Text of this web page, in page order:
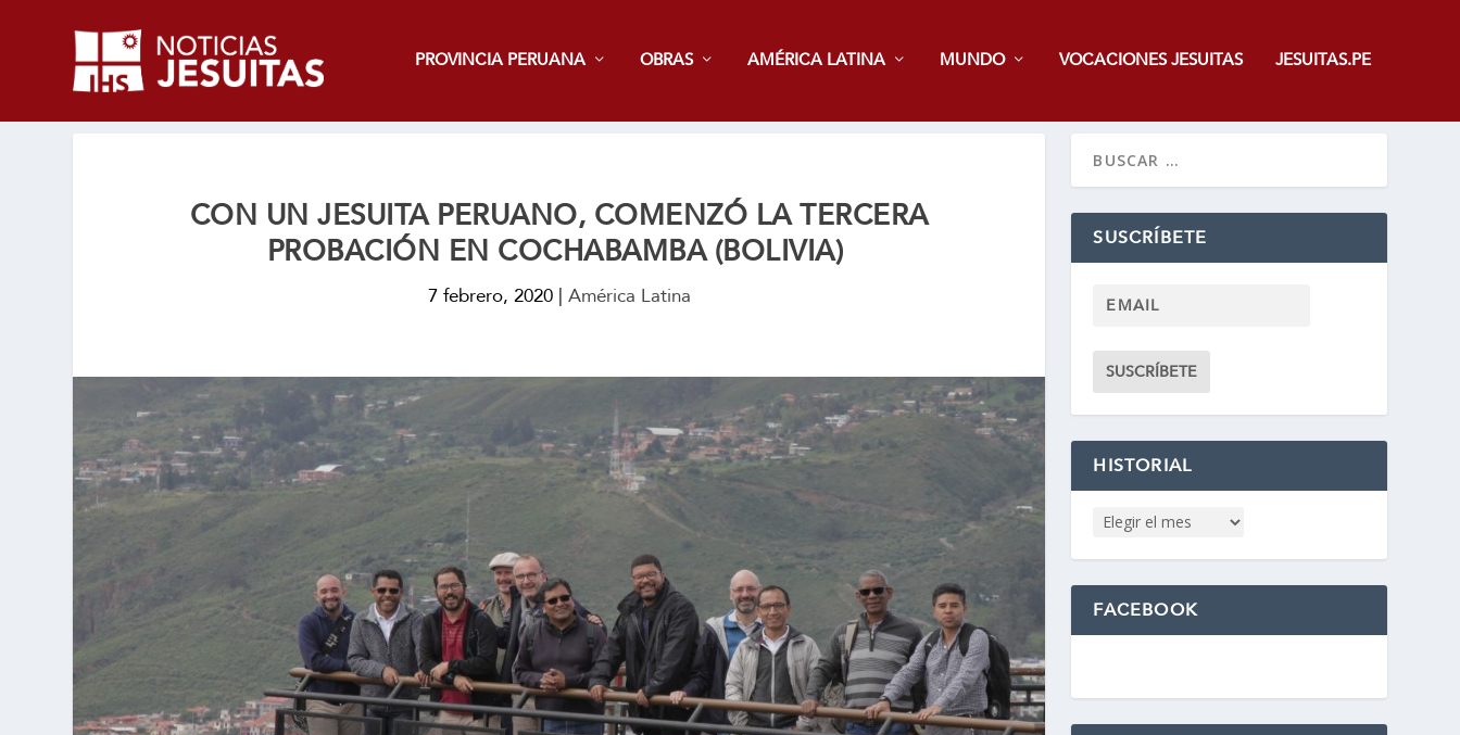
PROVINCIA PERUANA OBRAS AMÉRICA LATINA MUNDO VOCACIONES JESUITAS JESUITAS.PE
CON UN JESUITA PERUANO, COMENZÓ LA TERCERA
PROBACIÓN EN COCHABAMBA (BOLIVIA)
7 febrero, 2020| América Latina
SUSCRÍBETE
HISTORIAL
FACEBOOK